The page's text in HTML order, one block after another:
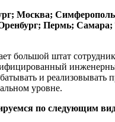
Москва;
Пермь;
большой штат
и реализовывать
уровне.
по следующим